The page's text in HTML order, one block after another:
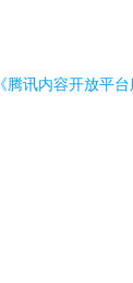
《腾讯内容开放平台